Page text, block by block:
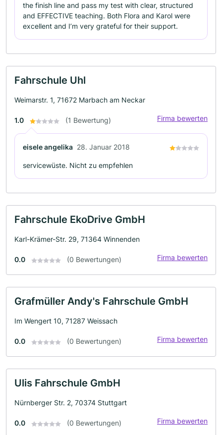
the finish line and pass my test with clear, structured
and EFFECTIVE teaching. Both Flora and Karol were
excellent and I’m very grateful for their support.
Fahrschule Uhl
Weimarstr. 1, 71672 Marbach am Neckar
1.0 (1 Bewertung) Firma bewerten
eisele angelika 28. Januar 2018
servicewüste. Nicht zu empfehlen
Fahrschule EkoDrive GmbH
Karl-Krämer-Str. 29, 71364 Winnenden
0.0 (0 Bewertungen) Firma bewerten
Grafmüller Andy's Fahrschule GmbH
Im Wengert 10, 71287 Weissach
0.0 (0 Bewertungen) Firma bewerten
Ulis Fahrschule GmbH
Nürnberger Str. 2, 70374 Stuttgart
0.0 (0 Bewertungen) Firma bewerten